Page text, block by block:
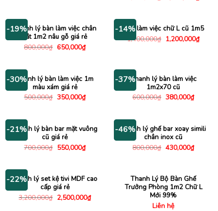
gốc hiện
-19%
Thanh lý bàn làm việc chân
sắt 1m2 nâu gỗ giá rẻ
800,000₫ Giá
650,000₫Giá
hiện
650,000₫.
-14%
Bàn làm việc chữ L cũ 1m5
1,400,000₫ Giá
gốc
1,200,000₫Giá
hiện
-30%Thanh lý bàn làm việc 1m
màu xám giá rẻ
500,000₫ Giá
350,000₫Giá
hiện
350,000₫.
-37%Thanh lý bàn làm việc
1m2x70 cũ
600,000₫ Giá
380,000₫Giá
hiện
-21%
Thanh lý bàn bar mặt vuông
cũ giá rẻ
700,000₫ Giá
550,000₫Giá
hiện
-46%
Thanh lý ghế bar xoay simili
chân inox cũ
800,000₫ Giá
430,000₫Giá
hiện
-22%
Thanh lý set kệ tivi MDF cao
cấp giá rẻ
3,200,000₫ Giá
gốc
2,500,000₫Giá
hiện
Thanh Lý Bộ Bàn Ghế
Trưởng Phòng 1m2 Chữ L
Mới 99%
Liên hệ